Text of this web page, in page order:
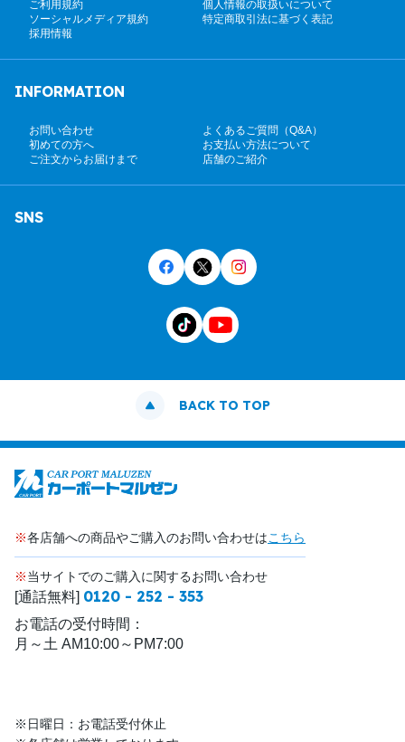
ご利用規約
個人情報の取扱いについて
ソーシャルメディア規約
特定商取引法に基づく表記
採用情報
INFORMATION
お問い合わせ
よくあるご質問（Q&A）
初めての方へ
お支払い方法について
ご注文からお届けまで
店舗のご紹介
SNS
BACK TO TOP
※各店舗への商品やご購入のお問い合わせはこちら
※当サイトでのご購入に関するお問い合わせ
[通話無料] 0120 - 252 - 353
お電話の受付時間：
月～土 AM10:00～PM7:00
※日曜日：お電話受付休止